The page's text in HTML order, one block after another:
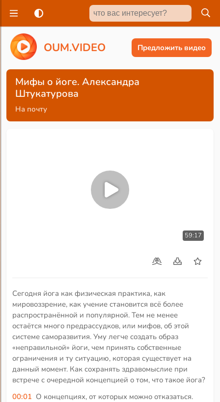
OUM.VIDEO Предложить видео
Мифы о йоге. Александра
Штукатурова
На почту
59:17
Сегодня йога как физическая практика, как
мировоззрение, как учение становится всё более
распространённой и популярной. Тем не менее
остаётся много предрассудков, или мифов, об этой
системе саморазвития. Уму легче создать образ
«неправильной» йоги, чем принять собственные
ограничения и ту ситуацию, которая существует на
данный момент. Как сохранять здравомыслие при
встрече с очередной концепцией о том, что такое йога?
00:01 О концепциях, от которых можно отказаться.